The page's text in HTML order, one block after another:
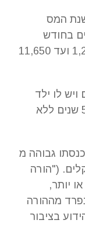
המס
2,090 ל-6,807 שקלים בחודש
(להורה יחיד הטווח רחב יותר – מ-1,290 ועד 11,650
אשר מלאו לו 23 שנים ויש לו ילד
אחד לפחות עד גיל 19, או מלאו לו 55 שנים ללא
גבוהה מ
ונמוכה מ – 9,502 שקלים. ("הורה
יותר,
מההורה
בציבור